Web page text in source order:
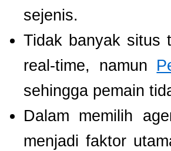
sejenis.
Tidak banyak situs
real-time, namun
sehingga pemain
Dalam memilih
menjadi faktor